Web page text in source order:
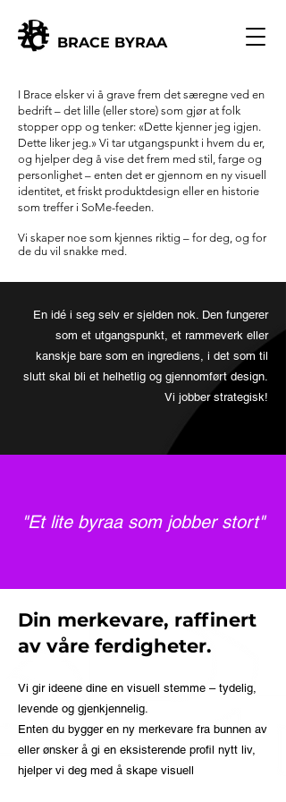
BRACE BYRAA
I Brace elsker vi å grave frem det særegne ved en
bedrift – det lille (eller store) som gjør at folk
stopper opp og tenker: «Dette kjenner jeg igjen.
Dette liker jeg.» Vi tar utgangspunkt i hvem du er,
og hjelper deg å vise det frem med stil, farge og
personlighet – enten det er gjennom en ny visuell
identitet, et friskt produktdesign eller en historie
som treffer i SoMe-feeden.
Vi skaper noe som kjennes riktig – for deg, og for
de du vil snakke med.
En idé i seg selv er sjelden nok. Den fungerer
som et utgangspunkt, et rammeverk eller
kanskje bare som en ingrediens, i det som til
slutt skal bli et helhetlig og gjennomført design.
Vi jobber strategisk!
"Et lite byraa som jobber stort"
Din merkevare, raffinert
av våre ferdigheter.
Vi gir ideene dine en visuell stemme – tydelig,
levende og gjenkjennelig.
Enten du bygger en ny merkevare fra bunnen av
eller ønsker å gi en eksisterende profil nytt liv,
hjelper vi deg med å skape visuell